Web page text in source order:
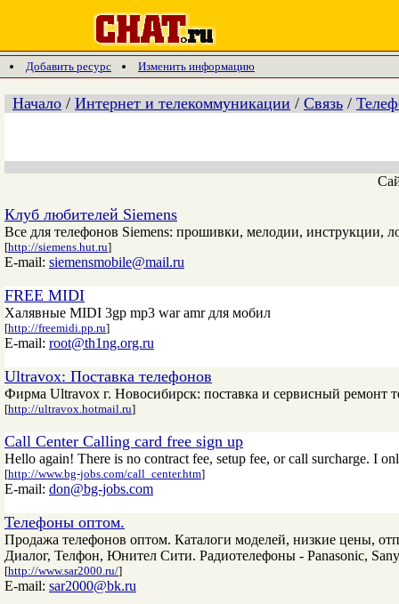
Добавить ресурс Изменить информацию
Начало / Интернет и телекоммуникации / Связь /
Клуб любителей Siemens
Все для телефонов Siemens: прошивки, мелодии, инструкции,
[http://siemens.hut.ru]
E-mail: siemensmobile@mail.ru
FREE MIDI
Халявные MIDI 3gp mp3 war amr для мобил
[http://freemidi.pp.ru]
E-mail: root@th1ng.org.ru
Ultravox: Поставка телефонов
Фирма Ultravox г. Новосибирск: поставка и сервисный ремонт
[http://ultravox.hotmail.ru]
Call Center Calling card free sign up
Hello again! There is no contract fee, setup fee, or call surcharge. I
[http://www.bg-jobs.com/call_center.htm]
E-mail: don@bg-jobs.com
Телефоны оптом.
Продажа телефонов оптом. Каталоги моделей, низкие цены,
Диалог, Телфон, Юнител Сити. Радиотелефоны - Panasonic,
[http://www.sar2000.ru/]
E-mail: sar2000@bk.ru